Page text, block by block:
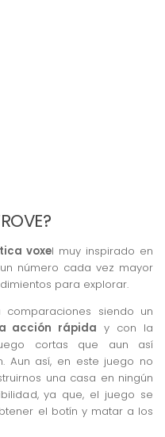
voxel muy inspirado en
número cada vez mayor
para explorar.
siendo un
acción rápida y con la
cortas que aun así
Aun así, en este juego no
una casa en ningún
ya que, el juego se
el botín y matar a los